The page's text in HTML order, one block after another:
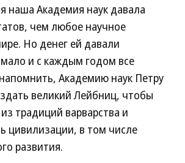
наша Академия наук давала
чем любое научное
Но денег ей давали
и с каждым годом все
Академию наук Петру
великий Лейбниц, чтобы
традиций варварства и
цивилизации, в том числе
развития.